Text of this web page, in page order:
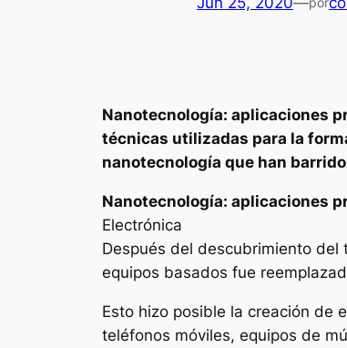
Nanotecnología: aplicaciones
técnicas utilizadas para la
nanotecnología que han
Nanotecnología: aplicaciones
Electrónica
Después del descubrimiento
equipos basados fue
Esto hizo posible la creación de
teléfonos móviles, equipos de